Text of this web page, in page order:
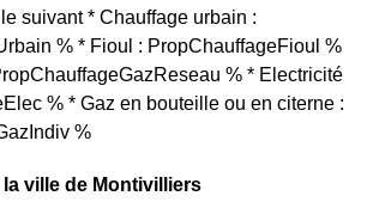
suivant * Chauffage urbain :
% * Fioul : PropChauffageFioul %
% * Electricité
% * Gaz en bouteille ou en citerne :
%
ville de Montivilliers